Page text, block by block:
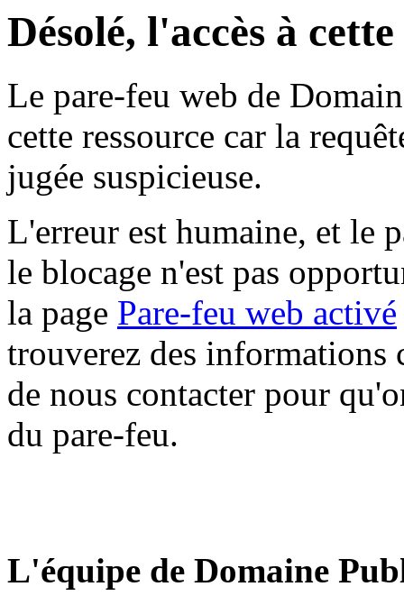
Désolé, l'accès à
Le pare-feu web de
cette ressource car la
jugée suspicieuse.
L'erreur est humaine, et le
le blocage n'est pas
la page Pare-feu web activé
trouverez des informations
de nous contacter pour
du pare-feu.
L'équipe de Domaine